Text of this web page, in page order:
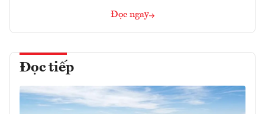
Đọc ngay
Đọc tiếp